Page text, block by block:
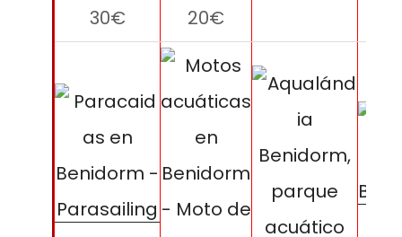
30€ 20€